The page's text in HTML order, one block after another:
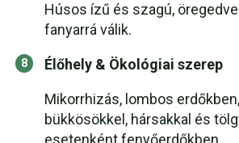
Húsos ízű és szagú,
fanyarrá válik.
Élőhely & Ökológiai szerep
Mikorrhizás, lombos
bükkösökkel, hársakkal és
esetenként fenyőerdőkben.